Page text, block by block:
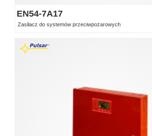
EN54-7A17
Zasilacz do systemów przeciwpożarowych